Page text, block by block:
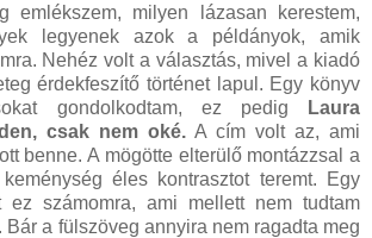
emlékszem, milyen lázasan kerestem,
legyenek azok a példányok, amik
Nehéz volt a választás, mivel a kiadó
érdekfeszítő történet lapul. Egy könyv
gondolkodtam, ez pedig
Laura
csak nem oké. A cím volt az, ami
benne. A mögötte elterülő montázzsal a
éles kontrasztot teremt. Egy
ez számomra, ami mellett nem tudtam
Bár a fülszöveg annyira nem ragadta meg